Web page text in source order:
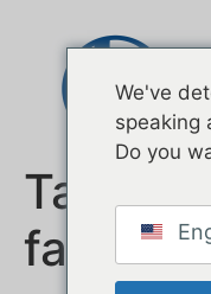
Tag:
fast
We've
speaking
Do you